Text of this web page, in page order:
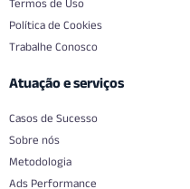
Termos de Uso
Política de Cookies
Trabalhe Conosco
Atuação e serviços
Casos de Sucesso
Sobre nós
Metodologia
Ads Performance